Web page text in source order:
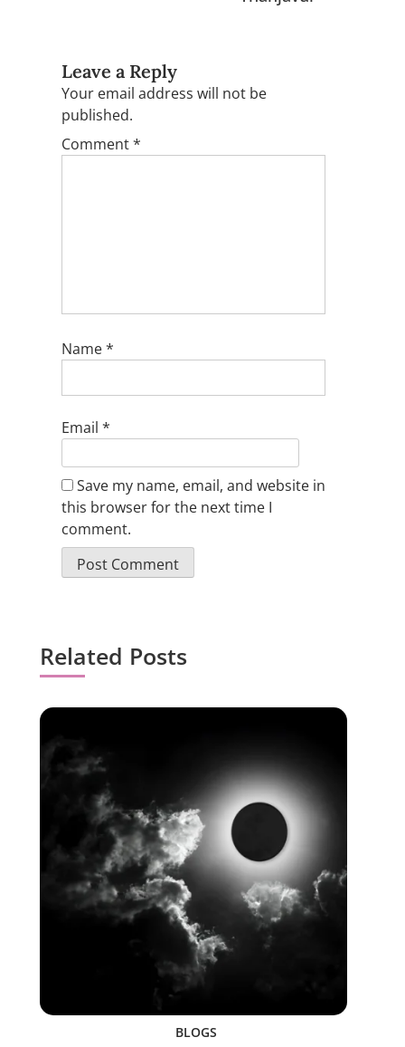
Leave a Reply
Your email address will not be
published.
Comment*
Name*
Email *
Save my name, email, and website in
this browser for the next time I
comment.
Related Posts
BLOGS